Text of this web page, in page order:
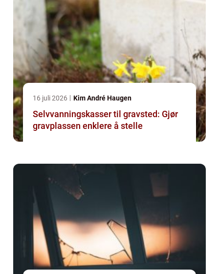
16 juli 2026 Kim André Haugen
Selvvanningskasser til gravsted: Gjør
gravplassen enklere å stelle